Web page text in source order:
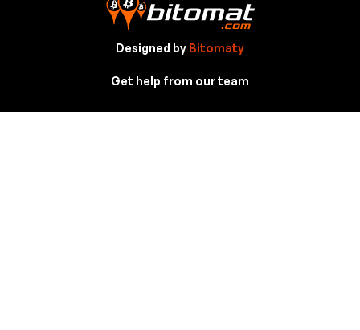
Designed by Bitomaty
Get help from our team